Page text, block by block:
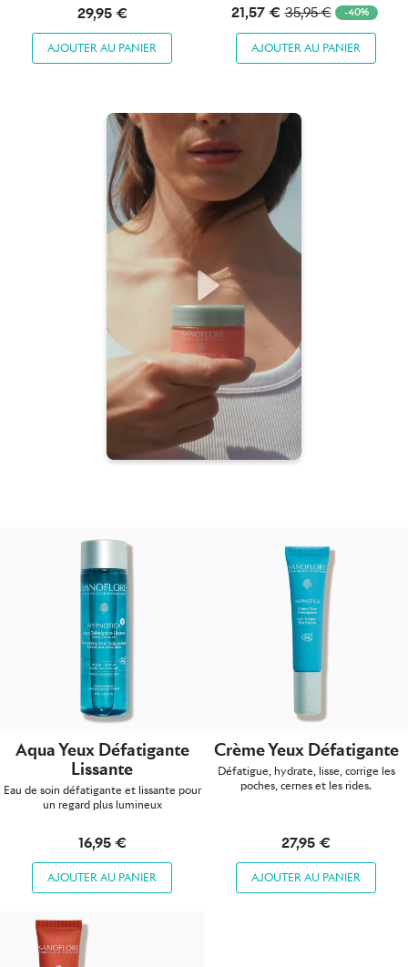
29,95 €
AJOUTER AU PANIER
21,57 € 35,95 € -40%
AJOUTER AU PANIER
Aqua Yeux Défatigante
Lissante
Eau de soin défatigante et lissante pour
un regard plus lumineux
16,95 €
AJOUTER AU PANIER
Crème Yeux Défatigante
Défatigue, hydrate, lisse, corrige les
poches, cernes et les rides.
27,95 €
AJOUTER AU PANIER